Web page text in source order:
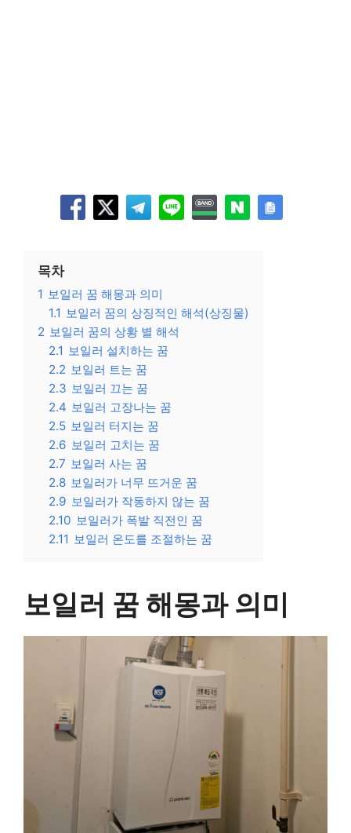
목차
1 보일러 꿈 해몽과 의미
1.1 보일러 꿈의 상징적인 해석(상징물)
2 보일러 꿈의 상황 별 해석
2.1 보일러 설치하는 꿈
2.2 보일러 트는 꿈
2.3 보일러 끄는 꿈
2.4 보일러 고장나는 꿈
2.5 보일러 터지는 꿈
2.6 보일러 고치는 꿈
2.7 보일러 사는 꿈
2.8 보일러가 너무 뜨거운 꿈
2.9 보일러가 작동하지 않는 꿈
2.10 보일러가 폭발 직전인 꿈
2.11 보일러 온도를 조절하는 꿈
보일러 꿈 해몽과 의미